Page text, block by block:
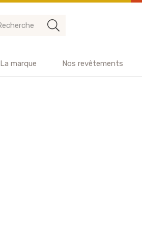
La marque Nos revêtements